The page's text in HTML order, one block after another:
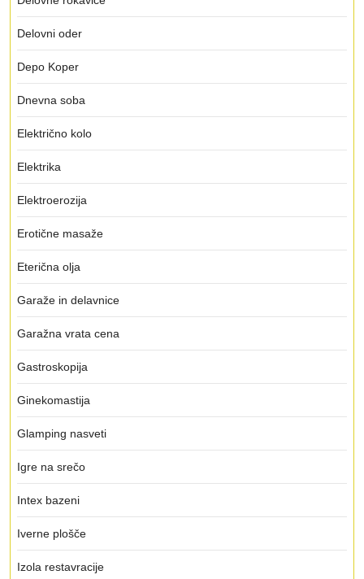
Delovni oder
Depo Koper
Dnevna soba
Električno kolo
Elektrika
Elektroerozija
Erotične masaže
Eterična olja
Garaže in delavnice
Garažna vrata cena
Gastroskopija
Ginekomastija
Glamping nasveti
Igre na srečo
Intex bazeni
Iverne plošče
Izola restavracije